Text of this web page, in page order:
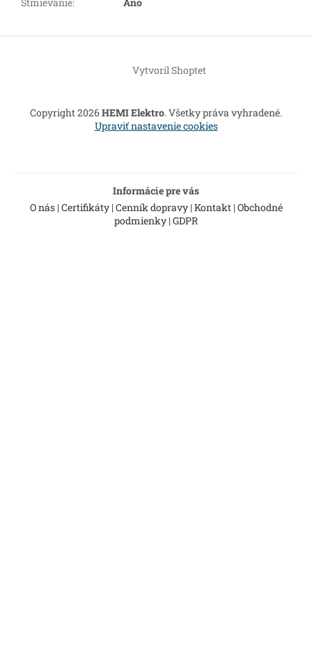
Vytvoril Shoptet
Copyright 2026HEMI Elektro. Všetky práva vyhradené.
Upraviť nastavenie cookies
Informácie pre vás
O nás| Certifikáty| Cenník dopravy| Kontakt| Obchodné
podmienky | GDPR